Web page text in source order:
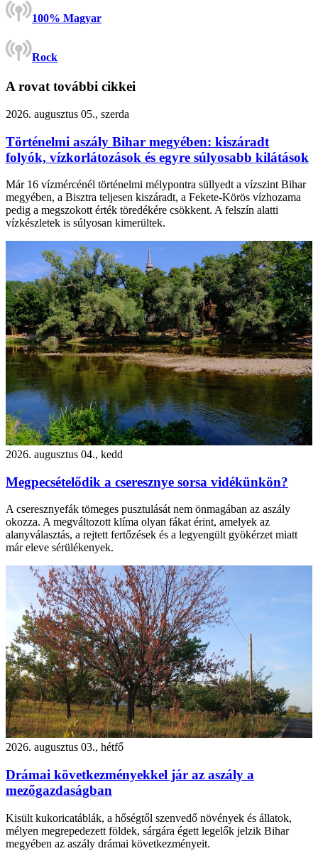
100% Magyar
Rock
A rovat további cikkei
2026. augusztus 05., szerda
Történelmi aszály Bihar megyében: kiszáradt
folyók, vízkorlátozások és egyre súlyosabb kilátások
Már 16 vízmércénél történelmi mélypontra süllyedt a vízszint Bihar
megyében, a Bisztra teljesen kiszáradt, a Fekete-Körös vízhozama
pedig a megszokott érték töredékére csökkent. A felszín alatti
vízkészletek is súlyosan kimerültek.
2026. augusztus 04., kedd
Megpecsételődik a cseresznye sorsa vidékünkön?
A cseresznyefák tömeges pusztulását nem önmagában az aszály
okozza. A megváltozott klíma olyan fákat érint, amelyek az
alanyválasztás, a rejtett fertőzések és a legyengült gyökérzet miatt
már eleve sérülékenyek.
2026. augusztus 03., hétfő
Drámai következményekkel jár az aszály a
mezőgazdaságban
Kisült kukoricatáblák, a hőségtől szenvedő növények és állatok,
mélyen megrepedezett földek, sárgára égett legelők jelzik Bihar
megyében az aszály drámai következményeit.